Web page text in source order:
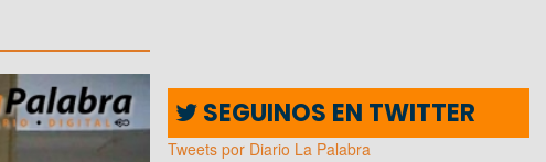
SEGUINOS EN TWITTER
Tweets por Diario La Palabra